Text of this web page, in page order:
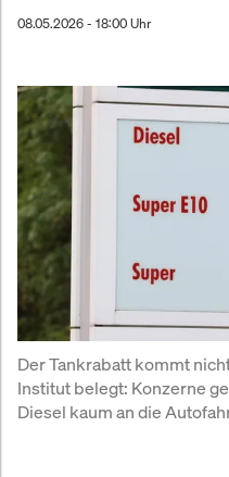
08.05.2026 - 18:00 Uhr
Der Tankrabatt kommt
Institut belegt: Konzerne
Diesel kaum an die